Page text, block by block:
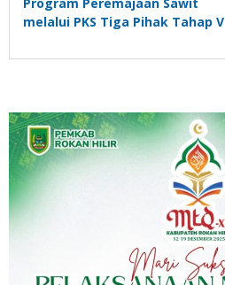
melalui PKS Tiga Pihak Tahap V